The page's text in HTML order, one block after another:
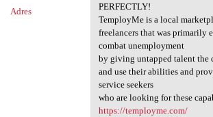
Adres
PERFECTLY!
TemployMe is a local
freelancers that was primarily
combat unemployment
by giving untapped talent the
and use their abilities and
service seekers
who are looking for these
https://temployme.com/